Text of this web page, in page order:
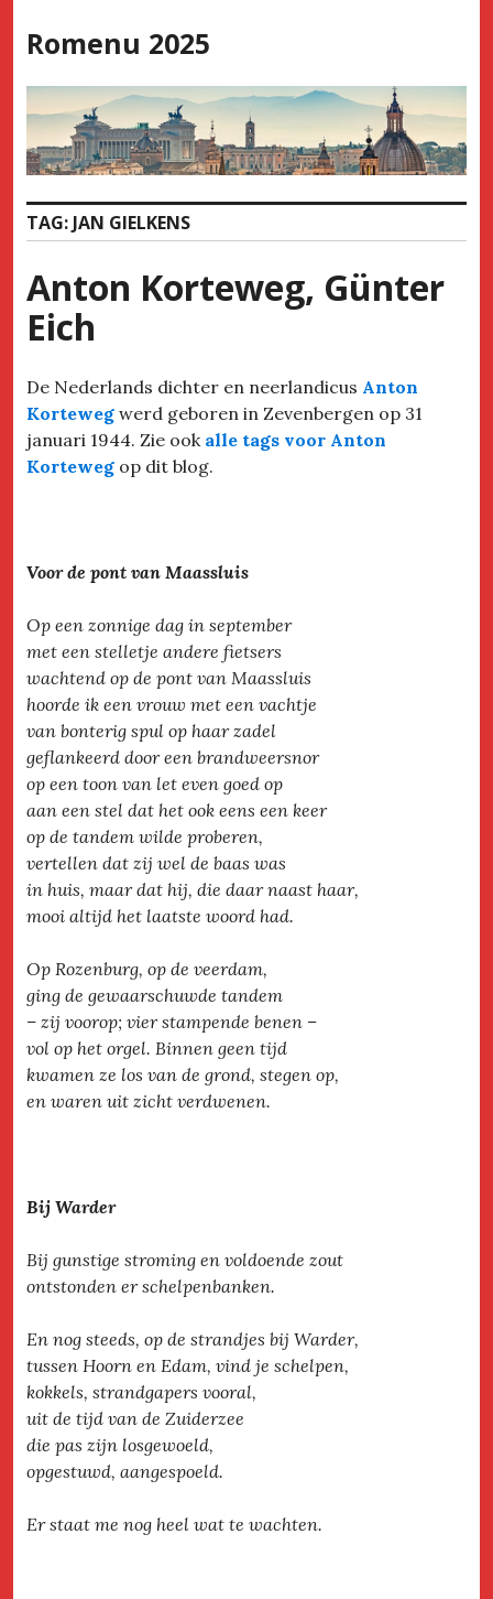
to
Romenu 2025
TAG: JAN GIELKENS
Anton Korteweg, Günter
Eich
De Nederlands dichter en neerlandicus Anton
Korteweg werd geboren in Zevenbergen op 31
januari 1944. Zie ook alle tags voor Anton
Korteweg op dit blog.
Voor de pont van Maassluis
Op een zonnige dag in september
met een stelletje andere fietsers
wachtend op de pont van Maassluis
hoorde ik een vrouw met een vachtje
van bonterig spul op haar zadel
geflankeerd door een brandweersnor
op een toon van let even goed op
aan een stel dat het ook eens een keer
op de tandem wilde proberen,
vertellen dat zij wel de baas was
in huis, maar dat hij, die daar naast haar,
mooi altijd het laatste woord had.
Op Rozenburg, op de veerdam,
ging de gewaarschuwde tandem
– zij voorop; vier stampende benen –
vol op het orgel. Binnen geen tijd
kwamen ze los van de grond, stegen op,
en waren uit zicht verdwenen.
Bij Warder
Bij gunstige stroming en voldoende zout
ontstonden er schelpenbanken.
En nog steeds, op de strandjes bij Warder,
tussen Hoorn en Edam, vind je schelpen,
kokkels, strandgapers vooral,
uit de tijd van de Zuiderzee
die pas zijn losgewoeld,
opgestuwd, aangespoeld.
Er staat me nog heel wat te wachten.